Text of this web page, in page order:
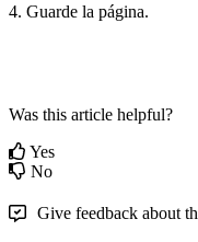
4. Guarde la página.
Was this article helpful?
Yes
No
Give feedback about